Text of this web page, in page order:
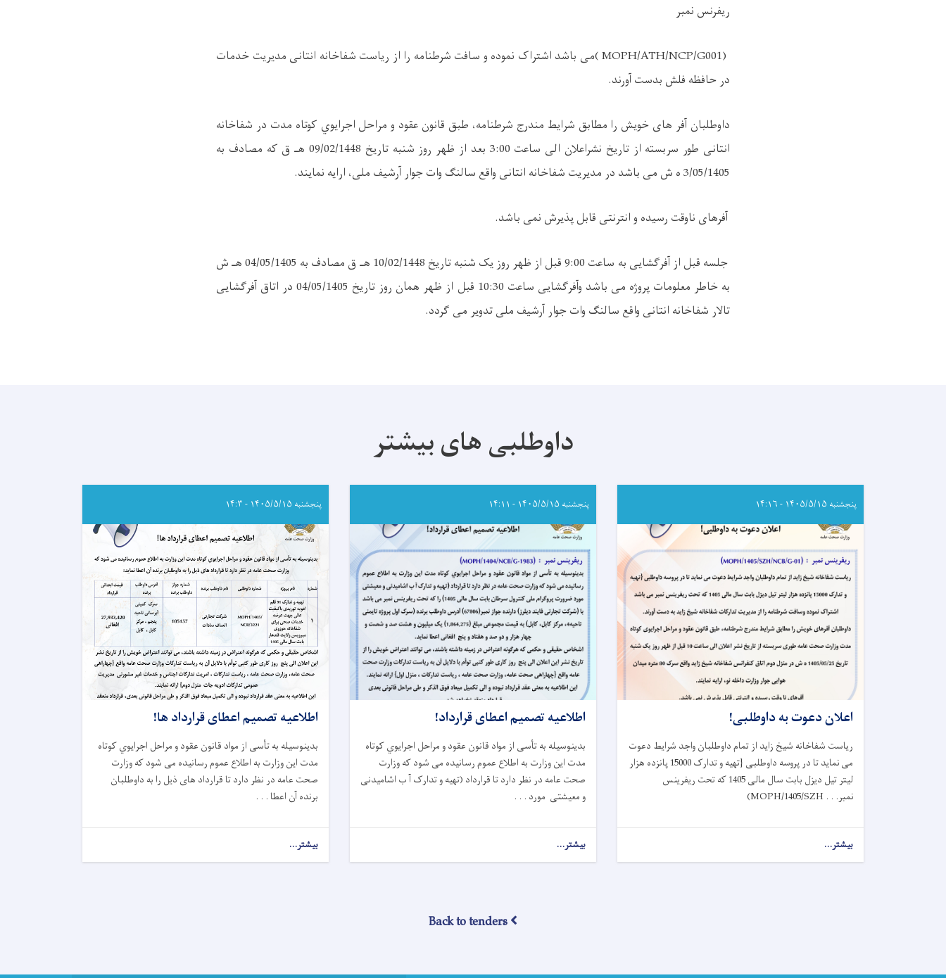
ریفرنس نمبر
( MOPH/ATH/NCP/G001)می باشد اشتراک نموده و سافت شرطنامه را از ریاست شفاخانه انتانی مدیریت خدمات
در حافظه فلش بدست آورند.
داوطلبان آفر های خویش را مطابق شرایط مندرج شرطنامه، طبق قانون عقود و مراحل اجرایوي کوتاه‌ مدت در شفاخانه
انتانی طور سربسته از تاریخ نشراعلان الی ساعت 3:00 بعد از ظهر روز شنبه تاریخ 09/02/1448 هـ ق که مصادف به
3/05/1405 ه ش می باشد در مدیریت شفاخانه انتانی واقع سالنگ وات جوار آرشیف ملی، ارایه نمایند
.
آفرهای ناوقت رسیده و انترنتی قابل پذیرش نمی باشد.
جلسه قبل از آفرگشایی به ساعت 9:00 قبل از ظهر روز یک شنبه تاریخ 10/02/1448 هـ ق مصادف به 04/05/1405 هـ ش
به خاطر معلومات پروژه می باشد وآفرگشایی ساعت 10:30 قبل از ظهر همان روز تاریخ 04/05/1405 در اتاق آفرگشایی
تالار شفاخانه انتانی واقع سالنگ وات جوار آرشیف ملی تدویر می گردد.
داوطلبی های بیشتر
پنجشنبه ۱۴۰۵/۵/۱۵ - ۱۴:۱۶
اعلان دعوت به داوطلبی!
ریاست شفاخانه شیخ زاید از تمام داوطلبان واجد شرایط دعوت
می نماید تا در پروسه داوطلبی {تهیه و تدارک 15000 پانزده هزار
لیتر تیل دیزل بابت سال مالی 1405 که تحت ریفرینس
نمبر(MOPH/1405/SZH . . .
بیشتر...
اعلان
پنجشنبه ۱۴۰۵/۵/۱۵ - ۱۴:۱۱
اطلاعیه تصمیم اعطای قرارداد!
بدینوسیله به تأسی از مواد قانون عقود و مراحل اجرایوي کوتاه‌
مدت این وزارت به اطلاع عموم رسانیده می شود که وزارت
صحت عامه در نظر دارد تا قرارداد (تهیه و تدارک آ ب اشامیدنی
و معیشتی مورد . . .
بیشتر...
اطلاعیه
پنجشنبه ۱۴۰۵/۵/۱۵ - ۱۴:۳
اطلاعیه تصمیم اعطای قرارداد ها!
بدینوسیله به تأسی از مواد قانون عقود ومراحل اجرایويکوتاه‌
مدت این وزارت به اطلاع عموم رسانیده می شود که وزارت
صحت عامه در نظر دارد تا قرارداد های ذیل را به داوطلبان
برنده آن اعطا . . .
بیشتر...
اطلاعیه
Back to tenders